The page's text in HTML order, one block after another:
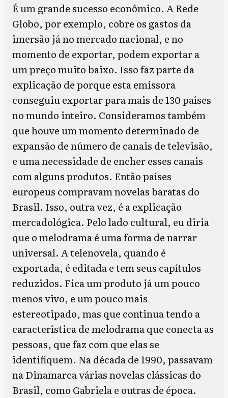
É um grande sucesso econômico. A Rede
Globo, por exemplo, cobre os gastos da
imersão já no mercado nacional, e no
momento de exportar, podem exportar a
um preço muito baixo. Isso faz parte da
explicação de porque esta emissora
conseguiu exportar para mais de 130 países
no mundo inteiro. Consideramos também
que houve um momento determinado de
expansão de número de canais de televisão,
e uma necessidade de encher esses canais
com alguns produtos. Então países
europeus compravam novelas baratas do
Brasil. Isso, outra vez, é a explicação
mercadológica. Pelo lado cultural, eu diria
que o melodrama é uma forma de narrar
universal. A telenovela, quando é
exportada, é editada e tem seus capítulos
reduzidos. Fica um produto já um pouco
menos vivo, e um pouco mais
estereotipado, mas que continua tendo a
característica de melodrama que conecta as
pessoas, que faz com que elas se
identifiquem. Na década de 1990, passavam
na Dinamarca várias novelas clássicas do
Brasil, como Gabriela e outras de época.